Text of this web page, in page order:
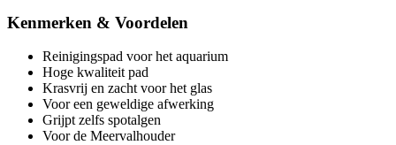
Kenmerken & Voordelen
Reinigingspad voor het aquarium
Hoge kwaliteit pad
Krasvrij en zacht voor het glas
Voor een geweldige afwerking
Grijpt zelfs spotalgen
Voor de Meervalhouder